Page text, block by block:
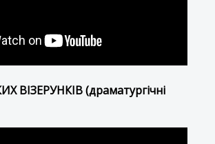
ВІЗЕРУНКІВ (драматургічні